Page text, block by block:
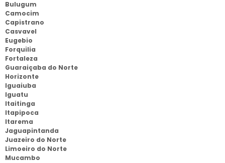
Bulugum
Camocim
Capistrano
Casvavel
Eugebio
Forquilia
Fortaleza
Guaraiçaba do Norte
Horizonte
Iguaiuba
Iguatu
Itaitinga
Itapipoca
Itarema
Jaguapintanda
Juazeiro do Norte
Limoeiro do Norte
Mucambo